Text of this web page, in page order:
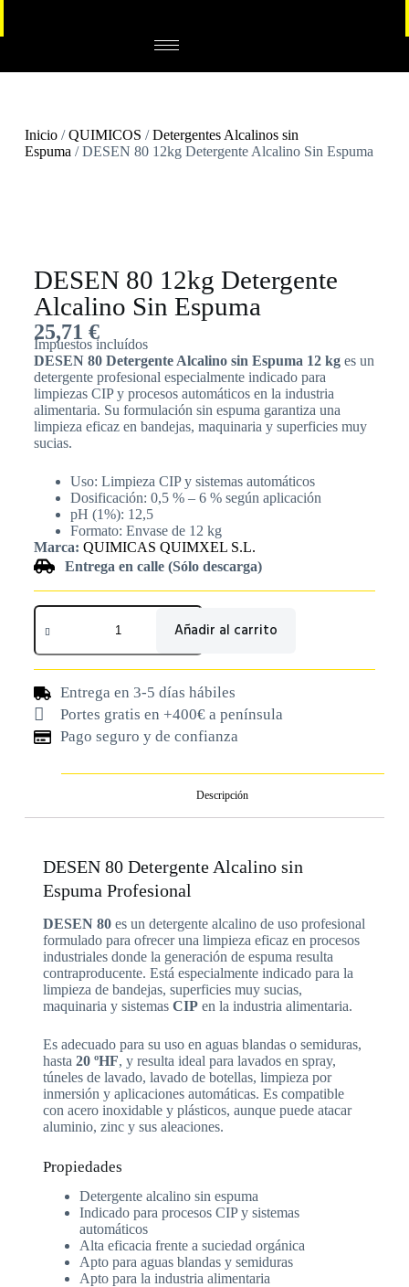
Inicio/QUIMICOS /Detergentes Alcalinos sin
Espuma / DESEN 80 12kg Detergente Alcalino Sin Espuma
DESEN 80 12kg Detergente
Alcalino Sin Espuma
25,71 €
Impuestos incluídos
DESEN 80 Detergente Alcalino sin Espuma 12 kges un
detergente profesional especialmente indicado para
limpiezas CIP y procesos automáticos en la industria
alimentaria. Su formulación sin espuma garantiza una
limpieza eficaz en bandejas, maquinaria y superficies muy
sucias.
Uso: Limpieza CIP y sistemas automáticos
Dosificación: 0,5 % – 6 % según aplicación
pH (1%): 12,5
Formato: Envase de 12 kg
Marca: QUIMICAS QUIMXEL S.L.
Entrega en calle (Sólo descarga)
Añadir al carrito
Entrega en 3-5 días hábiles
Portes gratis en +400€ a península
Pago seguro y de confianza
Descripción
DESEN 80 Detergente Alcalino sin
Espuma Profesional
DESEN 80es un detergente alcalino de uso profesional
formulado para ofrecer una limpieza eficaz en procesos
industriales donde la generación de espuma resulta
contraproducente. Está especialmente indicado para la
limpieza de bandejas, superficies muy sucias,
maquinaria y sistemas CIPen la industria alimentaria.
Es adecuado para su uso en aguas blandas o semiduras,
hasta 20 ºHF, y resulta ideal para lavados en spray,
túneles de lavado, lavado de botellas, limpieza por
inmersión y aplicaciones automáticas. Es compatible
con acero inoxidable y plásticos, aunque puede atacar
aluminio, zinc y sus aleaciones.
Propiedades
Detergente alcalino sin espuma
Indicado para procesos CIP y sistemas
automáticos
Alta eficacia frente a suciedad orgánica
Apto para aguas blandas y semiduras
Apto para la industria alimentaria